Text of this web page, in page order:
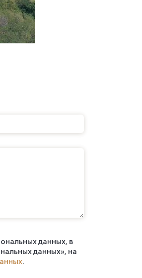
данных, в
данных», на
.